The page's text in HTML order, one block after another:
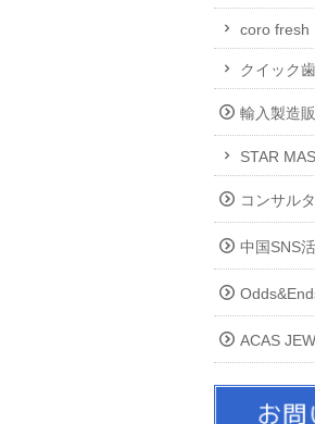
coro fresh
クイック
輸入製造
STAR
コンサル
中国SNS
ACAS